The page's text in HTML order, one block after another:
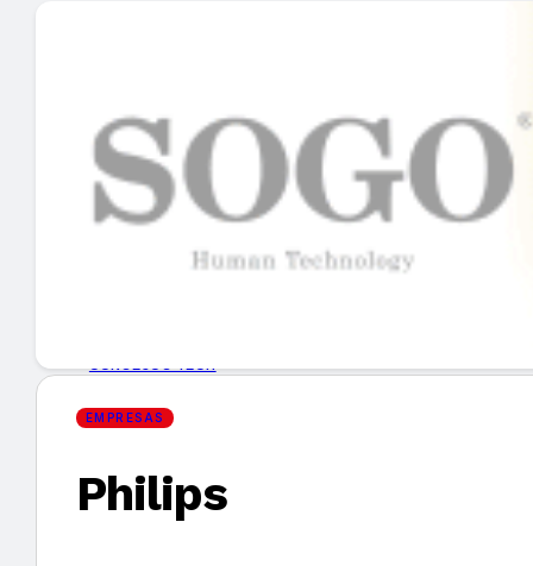
INICIO
EMPRESAS
GUÍA DE COMPRA
MERCADOS Y TENDENCIAS
EVENTOS
EMPRESAS
Philips